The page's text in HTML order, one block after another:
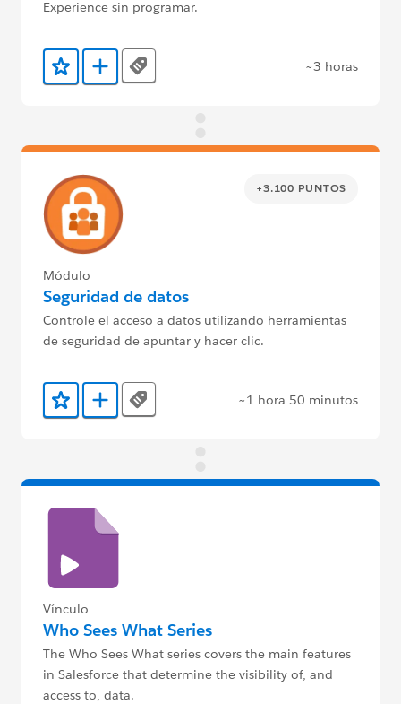
Experience sin programar.
Agregar a favoritos
Agregar a Trailmix
Tags ~3 horas
+3.100 PUNTOS
Módulo
Seguridad de datos
Controle el acceso a datos utilizando herramientas
de seguridad de apuntar y hacer clic.
Agregar a favoritos
Agregar a Trailmix
Tags ~1 hora 50 minutos
Vínculo
Who Sees What Series
The Who Sees What series covers the main features
in Salesforce that determine the visibility of, and
access to, data.